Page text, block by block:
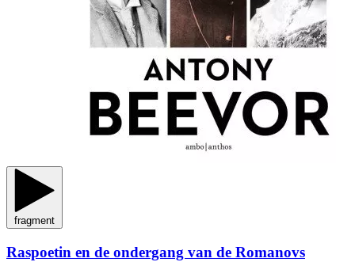
fragment
Raspoetin en de ondergang van de Romanovs